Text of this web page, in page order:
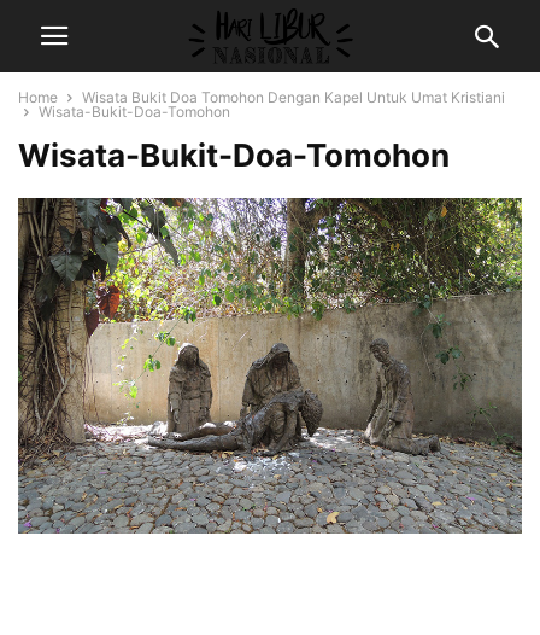
Home
Wisata Bukit Doa Tomohon Dengan Kapel Untuk Umat Kristiani
Wisata-Bukit-Doa-Tomohon
Wisata-Bukit-Doa-Tomohon